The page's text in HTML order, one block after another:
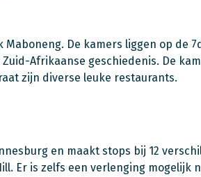
De kamers liggen op de
Afrikaanse geschiedenis. De
zijn diverse leuke restaurants.
en maakt stops bij 12
Er is zelfs een verlenging mogelijk